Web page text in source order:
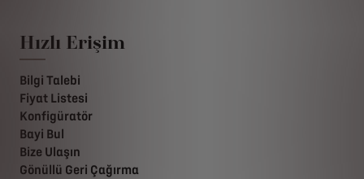
Hızlı Erişim
Bilgi Talebi
Fiyat Listesi
Konfigüratör
Bayi Bul
Bize Ulaşın
Gönüllü Geri Çağırma